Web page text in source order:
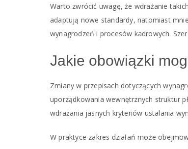
Warto zwrócić uwagę, że wdrażanie
adaptują nowe standardy, natomiast
wynagrodzeń i procesów kadrowych.
Jakie obowiązki
Zmiany w przepisach dotyczących
uporządkowania wewnętrznych struktur
wdrażania jasnych kryteriów ustalania
W praktyce zakres działań może